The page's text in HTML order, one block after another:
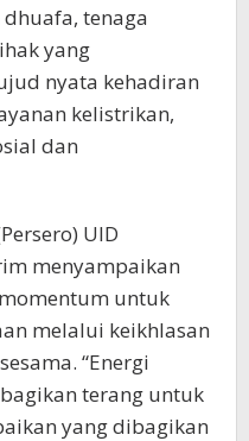
tenaga
yang
nyata kehadiran
kelistrikan,
dan
UID
menyampaikan
untuk
melalui keikhlasan
“Energi
terang untuk
yang dibagikan